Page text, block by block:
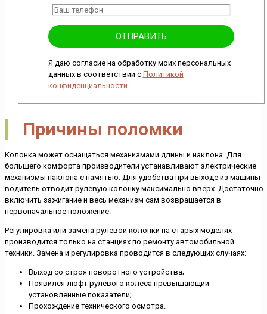
Я даю согласие на обработку моих персональных
данных в соответствии с Политикой
конфиденциальности
Причины поломки
Колонка может оснащаться механизмами длины и наклона. Для
большего комфорта производители устанавливают электрические
механизмы наклона с памятью. Для удобства при выходе из машины
водитель отводит рулевую колонку максимально вверх. Достаточно
включить зажигание и весь механизм сам возвращается в
первоначальное положение.
Регулировка или замена рулевой колонки на старых моделях
производится только на станциях по ремонту автомобильной
техники. Замена и регулировка проводится в следующих случаях:
Выход со строя поворотного устройства;
Появился люфт рулевого колеса превышающий
установленные показатели;
Прохождение технического осмотра.